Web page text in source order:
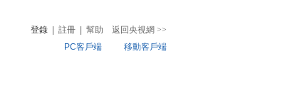
登錄 註冊 幫助 返回央視網 >>
PC客戶端
移動客戶端